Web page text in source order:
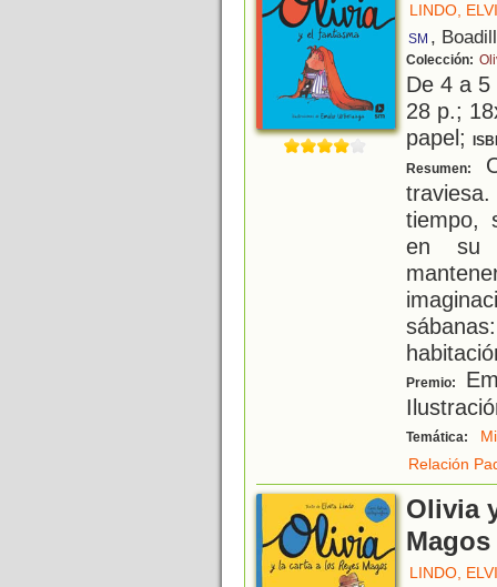
LINDO,
SM ,
Colección:
De 4 a
28 p.;
papel;
Resumen:
tiempo,
en su
Premio:
Temática:
Relación
Olivia
Magos
LINDO,